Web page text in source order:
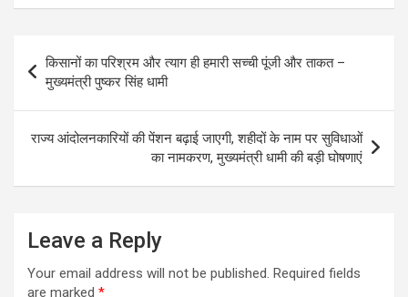
at
A
p
p
ce
b
o
o
k
e
gr
a
m
ail ar
e
Post
navigation
किसानों का परिश्रम और त्याग ही हमारी सच्ची पूंजी और ताकत –
मुख्यमंत्री पुष्कर सिंह धामी
राज्य आंदोलनकारियों की पेंशन बढ़ाई जाएगी, शहीदों के नाम पर सुविधाओं
का नामकरण, मुख्यमंत्री धामी की बड़ी घोषणाएं
Leave a Reply
Your email address will not be published. Required fields
are marked *